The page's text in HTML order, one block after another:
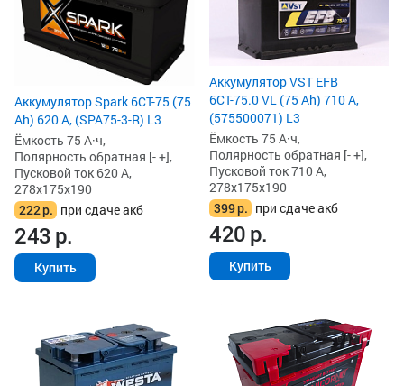
Аккумулятор Spark 6СТ-75 (75
Ah) 620 А, (SPA75-3-R) L3
Ёмкость 75 А·ч,
Полярность обратная [- +],
Пусковой ток 620 А,
278x175x190
222р. при сдаче акб
243р.
Купить
Аккумулятор VST EFB
6СТ-75.0 VL (75 Ah) 710 А,
(575500071) L3
Ёмкость 75 А·ч,
Полярность обратная [- +],
Пусковой ток 710 А,
278x175x190
399р. при сдаче акб
420р.
Купить